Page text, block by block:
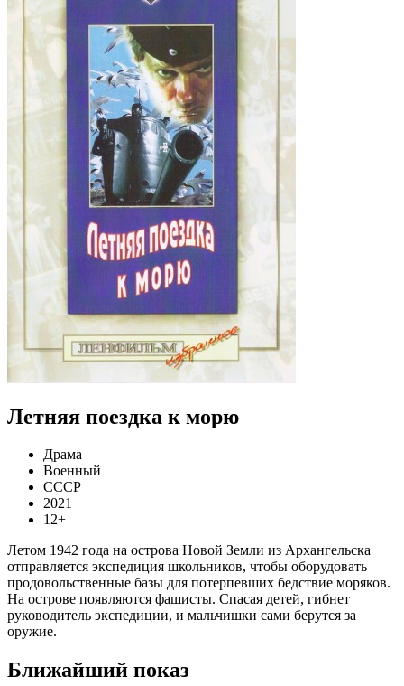
Летняя поездка к морю
Драма
Военный
СССР
2021
12+
Летом 1942 года на острова Новой Земли из Архангельска
отправляется экспедиция школьников, чтобы оборудовать
продовольственные базы для потерпевших бедствие моряков.
На острове появляются фашисты. Спасая детей, гибнет
руководитель экспедиции, и мальчишки сами берутся за
оружие.
Ближайший показ